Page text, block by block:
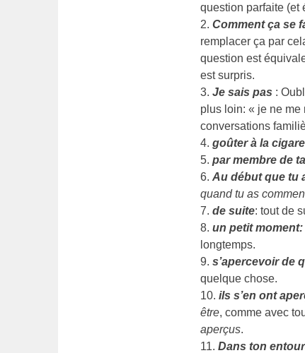
question parfaite (et
2. Comment ça se
remplacer ça par
question est
est surpris.
3. Je sais pas :
plus loin: « je ne me
conversations
4. goûter à la
5. par membre de
6. Au début que tu
quand tu as
7. de suite: tout de
8. un petit moment:
longtemps.
9. s’apercevoir de
quelque chose.
10. ils s’en ont
être, comme avec
aperçus.
11. Dans ton